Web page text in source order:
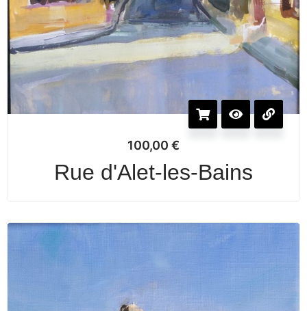
100,00 €
Rue d'Alet-les-Bains